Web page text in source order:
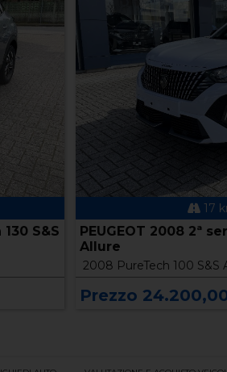
S&S
17
PEUGEOT 2008 2ª
Allure
2008 PureTech 100 S&S
Prezzo